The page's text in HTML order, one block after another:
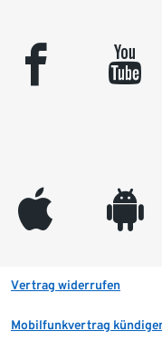
facebook youtube
appleinc android
Vertrag widerrufen
Mobilfunkvertrag